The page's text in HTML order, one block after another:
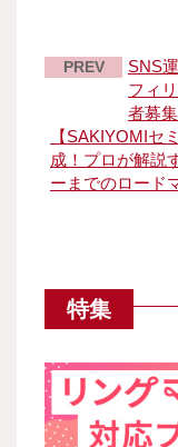
PREV
SNS
フィ
者募集
【SAKIYOMIセ
成！プロが解説
ーまでのロード
特集